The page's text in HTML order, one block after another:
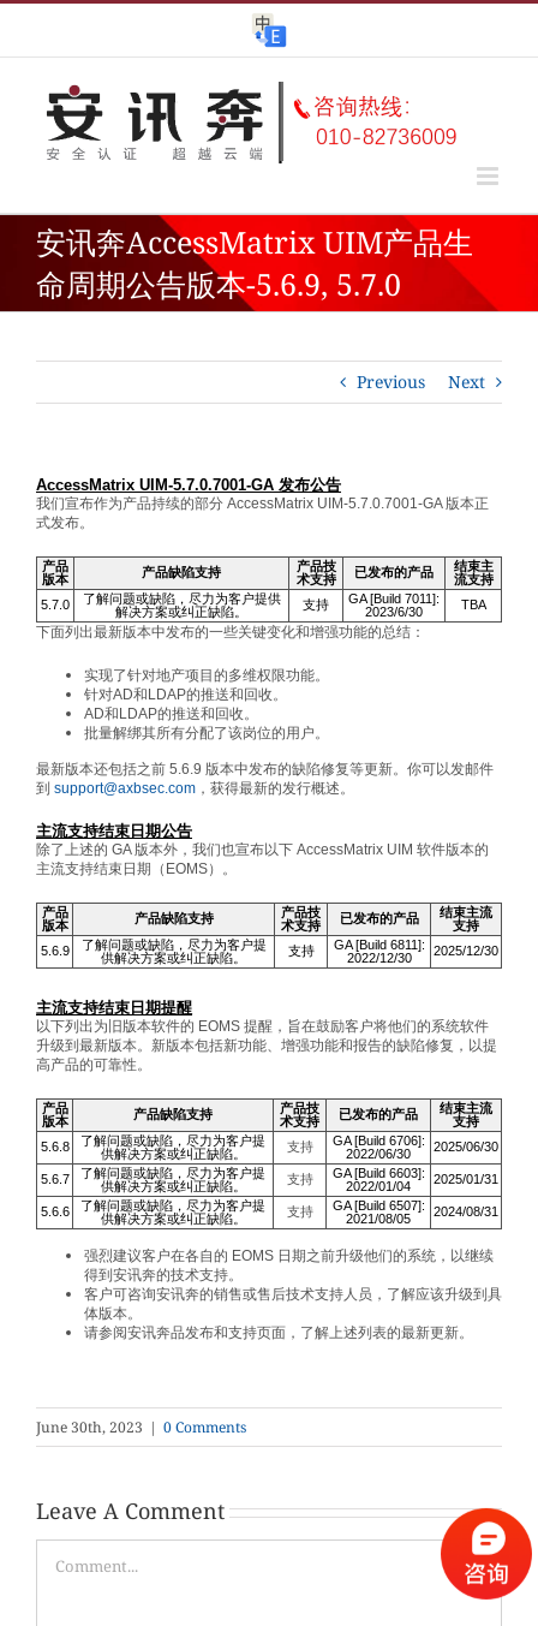
安讯奔AccessMatrix UIM产品生
命周期公告版本-5.6.9, 5.7.0
Previous Next
AccessMatrix UIM-5.7.0.7001-GA 发布公告
我们宣布作为产品持续的部分 AccessMatrix UIM-5.7.0.7001-GA 版本正
式发布。
产品
版本
产品缺陷支持
产品技
术支持
已发布的产品
结束主
流支持
5.7.0
了解问题或缺陷，尽力为客户提供
解决方案或纠正缺陷。
支持
GA [Build 7011]:
2023/6/30
TBA
下面列出最新版本中发布的一些关键变化和增强功能的总结：
实现了针对地产项目的多维权限功能。
针对AD和LDAP的推送和回收。
AD和LDAP的推送和回收。
批量解绑其所有分配了该岗位的用户。
最新版本还包括之前 5.6.9 版本中发布的缺陷修复等更新。你可以发邮件
到 support@axbsec.com ，获得最新的发行概述。
主流支持结束日期公告
除了上述的 GA 版本外，我们也宣布以下 AccessMatrix UIM 软件版本的
主流支持结束日期（EOMS）。
产品
版本
产品缺陷支持
产品技
术支持
已发布的产品
结束主流
支持
5.6.9
了解问题或缺陷，尽力为客户提
供解决方案或纠正缺陷。
支持
GA [Build 6811]:
2022/12/30
2025/12/30
主流支持结束日期提醒
以下列出为旧版本软件的 EOMS 提醒，旨在鼓励客户将他们的系统软件
升级到最新版本。新版本包括新功能、增强功能和报告的缺陷修复，以提
高产品的可靠性。
产品
版本
产品缺陷支持
产品技
术支持
已发布的产品
结束主流
支持
5.6.8
了解问题或缺陷，尽力为客户提
供解决方案或纠正缺陷。
支持
GA [Build 6706]:
2022/06/30
2025/06/30
5.6.7
了解问题或缺陷，尽力为客户提
供解决方案或纠正缺陷。
支持
GA [Build 6603]:
2022/01/04
2025/01/31
5.6.6
了解问题或缺陷，尽力为客户提
供解决方案或纠正缺陷。
支持
GA [Build 6507]:
2021/08/05
2024/08/31
强烈建议客户在各自的 EOMS 日期之前升级他们的系统，以继续
得到安讯奔的技术支持。
客户可咨询安讯奔的销售或售后技术支持人员，了解应该升级到具
体版本。
请参阅安讯奔品发布和支持页面，了解上述列表的最新更新。
June 30th, 2023 | 0 Comments
Leave A Comment